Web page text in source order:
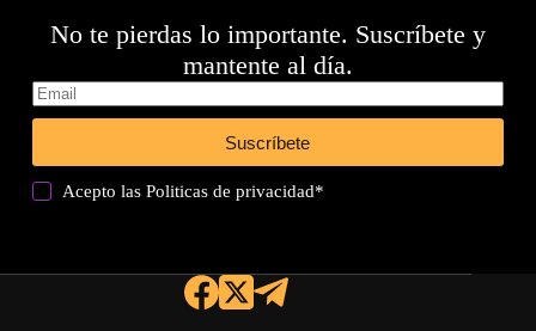
No te pierdas lo importante. Suscríbete y
mantente al día.
Suscríbete
Acepto lasPoliticas de privacidad*